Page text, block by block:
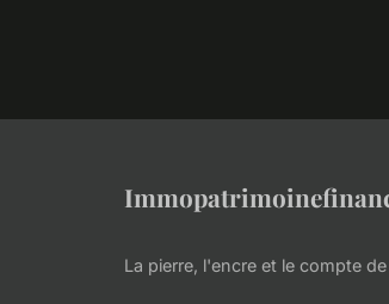
La pierre, l'encre et le compte